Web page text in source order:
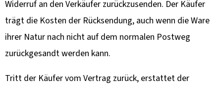
Widerruf an den Verkäufer zurückzusenden. Der Käufer
trägt die Kosten der Rücksendung, auch wenn die Ware
ihrer Natur nach nicht auf dem normalen Postweg
zurückgesandt werden kann.
Tritt der Käufer vom Vertrag zurück, erstattet der